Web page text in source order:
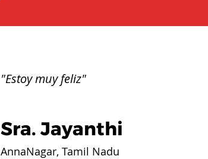
"Estoy muy feliz"
Sra. Jayanthi
AnnaNagar, Tamil Nadu